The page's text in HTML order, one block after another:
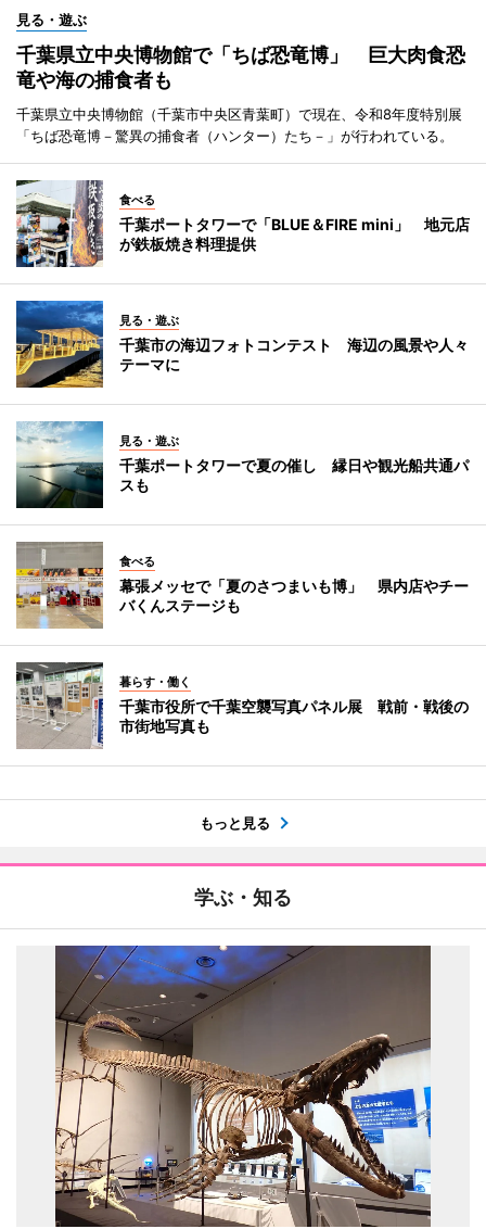
見る・遊ぶ
千葉県立中央博物館で「ちば恐竜博」 巨大肉食恐
竜や海の捕食者も
千葉県立中央博物館（千葉市中央区青葉町）で現在、令和8年度特別展
「ちば恐竜博－驚異の捕食者（ハンター）たち－」が行われている。
食べる
千葉ポートタワーで「BLUE＆FIRE mini」 地元店
が鉄板焼き料理提供
見る・遊ぶ
千葉市の海辺フォトコンテスト 海辺の風景や人々
テーマに
見る・遊ぶ
千葉ポートタワーで夏の催し 縁日や観光船共通パ
スも
食べる
幕張メッセで「夏のさつまいも博」 県内店やチー
バくんステージも
暮らす・働く
千葉市役所で千葉空襲写真パネル展 戦前・戦後の
市街地写真も
もっと見る
学ぶ・知る